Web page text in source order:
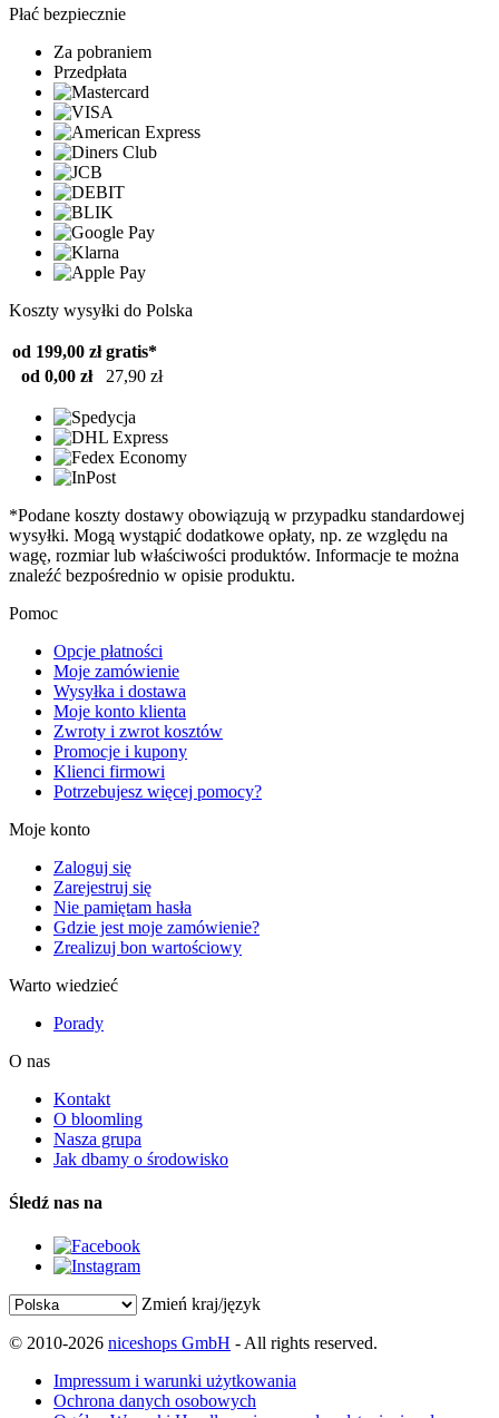
Płać bezpiecznie
Za pobraniem
Przedpłata
Koszty wysyłki do Polska
od 199,00 zł gratis*
od 0,00 zł
27,90 zł
*Podane koszty dostawy obowiązują w przypadku standardowej
wysyłki. Mogą wystąpić dodatkowe opłaty, np. ze względu na
wagę, rozmiar lub właściwości produktów. Informacje te można
znaleźć bezpośrednio w opisie produktu.
Pomoc
Opcje płatności
Moje zamówienie
Wysyłka i dostawa
Moje konto klienta
Zwroty i zwrot kosztów
Promocje i kupony
Klienci firmowi
Potrzebujesz więcej pomocy?
Moje konto
Zaloguj się
Zarejestruj się
Nie pamiętam hasła
Gdzie jest moje zamówienie?
Zrealizuj bon wartościowy
Warto wiedzieć
Porady
O nas
Kontakt
O bloomling
Nasza grupa
Jak dbamy o środowisko
Śledź nas na
Zmień kraj/język
© 2010-2026 niceshops GmbH - All rights reserved.
Impressum i warunki użytkowania
Ochrona danych osobowych